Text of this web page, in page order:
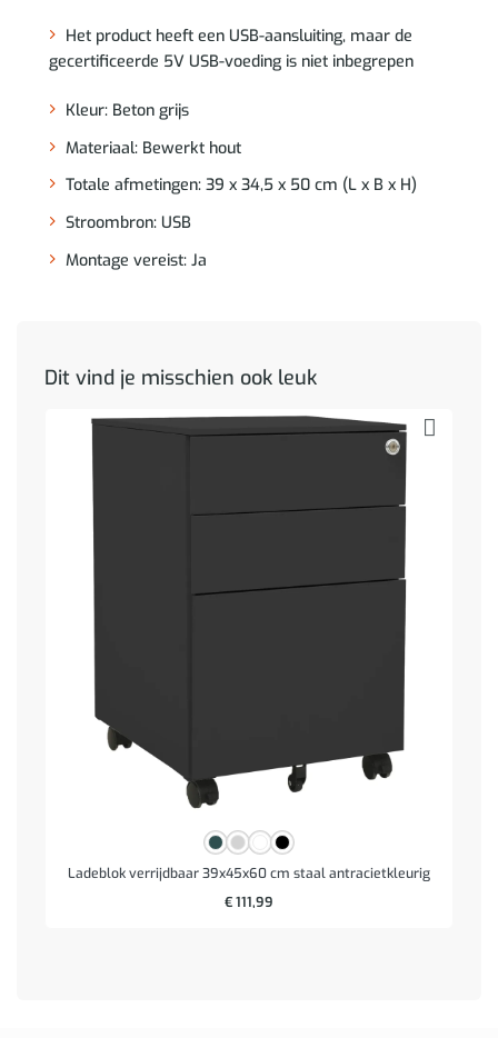
Het product heeft een USB-aansluiting, maar de
gecertificeerde 5V USB-voeding is niet inbegrepen
Kleur: Beton grijs
Materiaal: Bewerkt hout
Totale afmetingen: 39 x 34,5 x 50 cm (L x B x H)
Stroombron: USB
Montage vereist: Ja
Dit vind je misschien ook leuk
Ladeblok verrijdbaar 39x45x60 cm staal antracietkleurig
€111,99